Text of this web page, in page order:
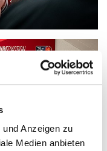
Anzeigen zu
Medien anbieten